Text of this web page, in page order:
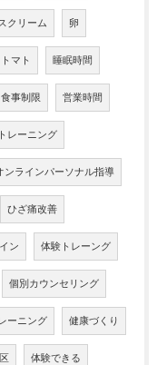
クリーム 卵
トマト 睡眠時間
食事制限 営業時間
レーニング
ンラインパーソナル指導
ひざ痛改善
ン 体験トレーング
個別カウンセリング
ーニング 健康づくり
体験できる